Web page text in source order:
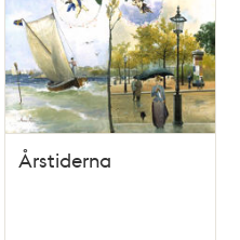
Årstiderna